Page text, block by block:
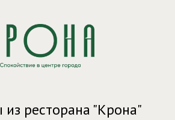
из ресторана "Крона"